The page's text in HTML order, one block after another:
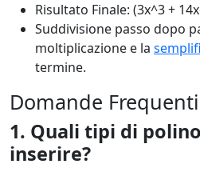
Risultato Finale: (3x^3 +
Suddivisione passo dopo
moltiplicazione e la
termine.
Domande Frequenti
1. Quali tipi di
inserire?